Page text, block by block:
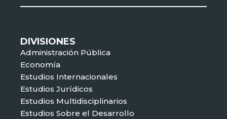
DIVISIONES
Administración Pública
Economía
Estudios Internacionales
Estudios Jurídicos
Estudios Multidisciplinarios
Estudios Sobre el Desarrollo